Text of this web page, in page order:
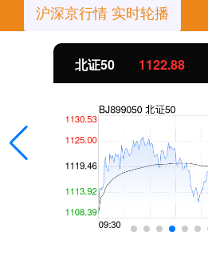
沪深京行情 实时轮播
北证50 1122.88